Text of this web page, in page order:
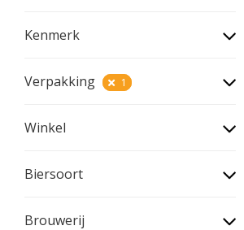
Kenmerk
Verpakking 1
Winkel
Biersoort
Brouwerij